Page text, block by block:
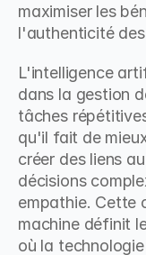
maximiser les
l'authenticité
L'intelligence
dans la gestion
tâches
qu'il fait de
créer des liens
décisions
empathie. Cette
machine définit
où la